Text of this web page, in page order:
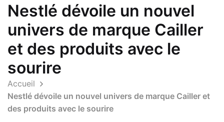
Nestlé dévoile un nouvel
univers de marque Cailler
et des produits avec le
sourire
Accueil
Nestlé dévoile un nouvel univers de marque Cailler et
des produits avec le sourire